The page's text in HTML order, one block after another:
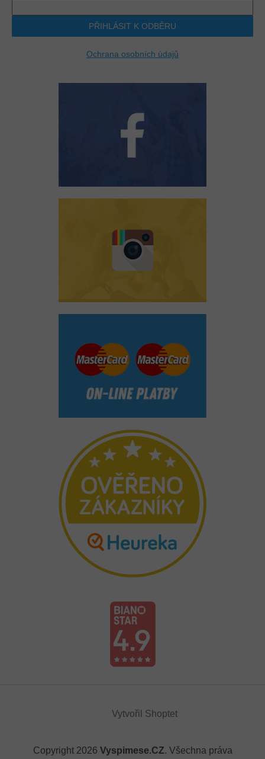
PŘIHLÁSIT K ODBĚRU
Ochrana osobních údajů
Vytvořil Shoptet
Copyright 2026 Vyspimese.CZ. Všechna práva